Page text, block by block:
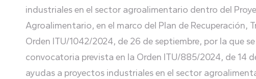
industriales en el sector agroalimentario dentro del
Agroalimentario, en el marco del Plan de
Orden ITU/1042/2024, de 26 de septiembre, por la que
convocatoria prevista en la Orden ITU/885/2024, de 14
ayudas a proyectos industriales en el sector